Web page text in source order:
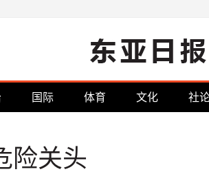
国际 体育 文化 社
险关头